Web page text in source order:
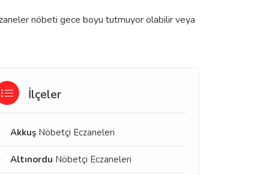
nöbeti gece boyu tutmuyor olabilir veya
İlçeler
Akkuş Nöbetçi Eczaneleri
Altınordu Nöbetçi Eczaneleri